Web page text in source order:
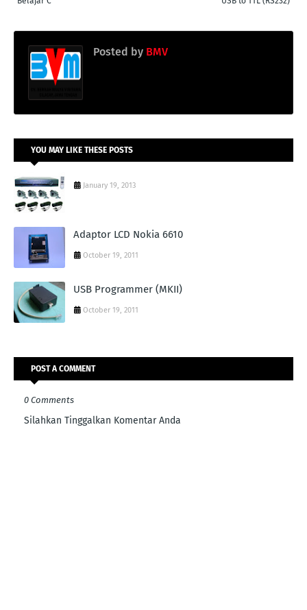
Posted by BMV
YOU MAY LIKE THESE POSTS
January 19, 2013
Adaptor LCD Nokia 6610
October 19, 2011
USB Programmer (MKII)
October 19, 2011
POST A COMMENT
0 Comments
Silahkan Tinggalkan Komentar Anda